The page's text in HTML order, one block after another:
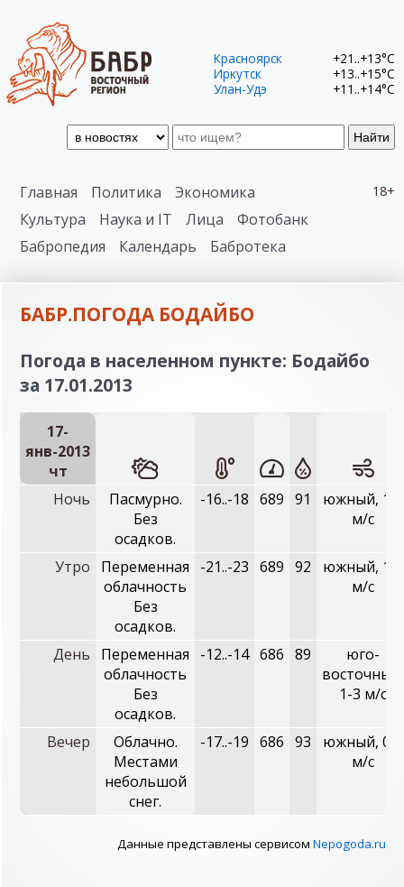
Найти
Красноярск
+21..+13°C
Иркутск
+13..+15°C
Улан-Удэ
+11..+14°C
18+
Главная Политика
Экономика
Культура
Наука и IT Лица
Фотобанк
Бабропедия
Календарь Бабротека
БАБР.ПОГОДА БОДАЙБО
Погода в населенном пункте: Бодайбо
за 17.01.2013
17-
янв-2013
чт
Ночь
Пасмурно.
Без
осадков.
-16..-18 689 91
южный, 1-3
м/с
Утро
Переменная
облачность
Без
осадков.
-21..-23 689 92
южный, 1-3
м/с
День
Переменная
облачность
Без
осадков.
-12..-14 686 89
юго-
восточный,
1-3 м/с
Вечер
Облачно.
Местами
небольшой
снег.
-17..-19 686 93
южный, 0-2
м/с
Данные представлены сервисом Nepogoda.ru